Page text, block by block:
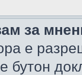
за
е
бутон